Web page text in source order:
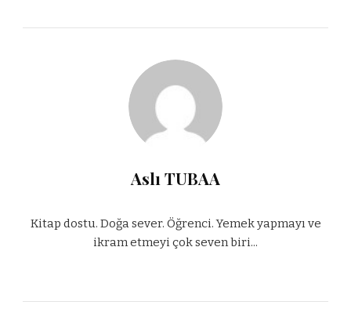
Aslı TUBAA
Kitap dostu. Doğa sever. Öğrenci. Yemek yapmayı ve
ikram etmeyi çok seven biri...